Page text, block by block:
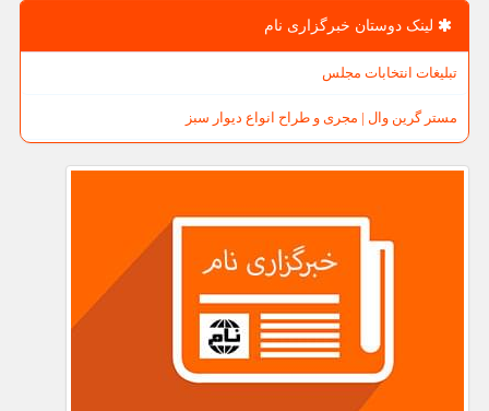
لینک دوستان خبرگزاری نام
تبلیغات انتخابات مجلس
مستر گرین وال | مجری و طراح انواع دیوار سبز